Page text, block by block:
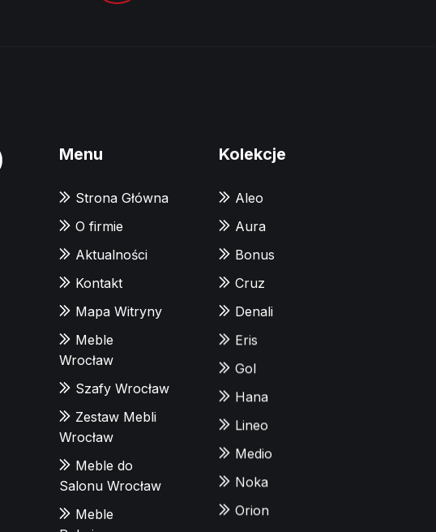
Menu
Strona Główna
O firmie
Aktualności
Kontakt
Mapa Witryny
Meble
Wrocław
Szafy Wrocław
Zestaw Mebli
Wrocław
Meble do
Salonu Wrocław
Meble
Kolekcje
Aleo
Aura
Bonus
Cruz
Denali
Eris
Gol
Hana
Lineo
Medio
Noka
Orion